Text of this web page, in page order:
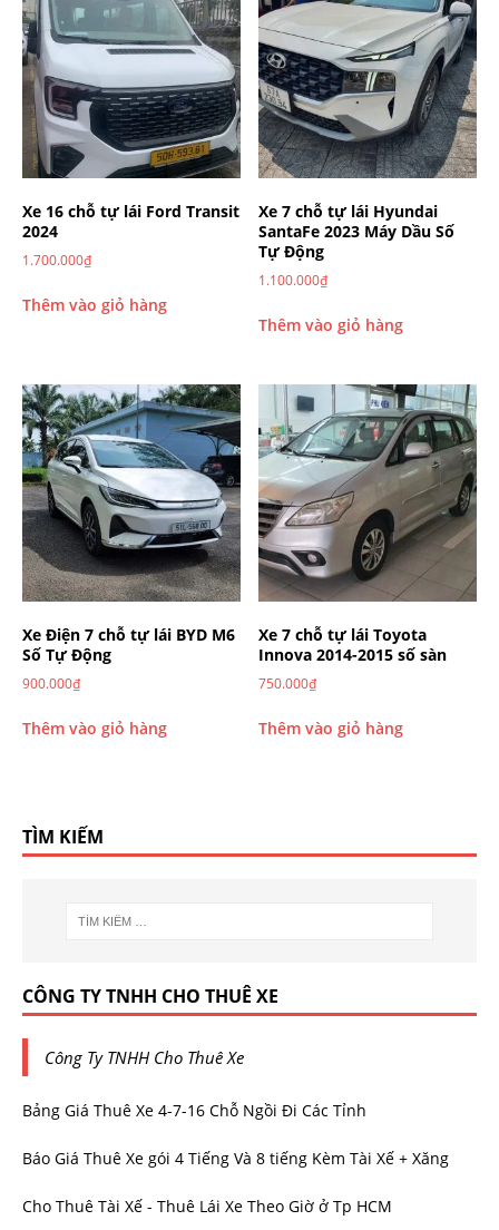
Xe 16 chỗ tự lái Ford Transit
2024
1.700.000₫
Thêm vào giỏ hàng
Xe 7 chỗ tự lái Hyundai
SantaFe 2023 Máy Dầu Số
Tự Động
1.100.000₫
Thêm vào giỏ hàng
Xe Điện 7 chỗ tự lái BYD M6
Số Tự Động
900.000₫
Thêm vào giỏ hàng
Xe 7 chỗ tự lái Toyota
Innova 2014-2015 số sàn
750.000₫
Thêm vào giỏ hàng
TÌM KIẾM
CÔNG TY TNHH CHO THUÊ XE
Công Ty TNHH Cho Thuê Xe
Bảng Giá Thuê Xe 4-7-16 Chỗ Ngồi Đi Các Tỉnh
Báo Giá Thuê Xe gói 4 Tiếng Và 8 tiếng Kèm Tài Xế + Xăng
Cho Thuê Tài Xế - Thuê Lái Xe Theo Giờ ở Tp HCM